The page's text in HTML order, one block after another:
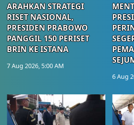
ARAHKAN STRATEGI
RISET NASIONAL,
PRESIDEN PRABOWO
PANGGIL 150 PERISET
BRIN KE ISTANA
7 Aug 2026, 5:00 AM
6 Aug